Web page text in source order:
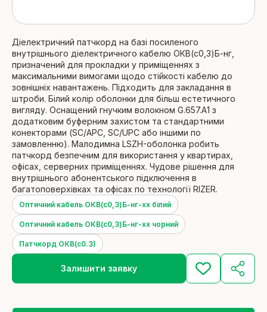
Патч-корди FTTH
Абонентські, райзер - патч-
корди
Детальніше
Зовнішні патч-корди
Детальніше
Діелектричний патчкорд на базі посиленого
внутрішнього діелектричного кабелю ОКВ(c0,3)Б-нг
призначений для прокладки у приміщеннях з
максимальними вимогами щодо стійкості кабелю до
зовнішніх навантажень. Підходить для закладання в
штроби. Білий колір оболонки для більш естетичного
вигляду. Оснащений гнучким волокном G.657.A1 з
додатковим буферним захистом та стандартними
конекторами (SC/APC, SC/UPC або іншими по
замовленню). Малодимна LSZH-оболонка робить
патчкорд безпечним для використання у квартирах,
офісах, серверних приміщеннях. Чудове рішення для
внутрішнього абонентського підключення в
багатоповерхівках та офісах по технології RIZER.
Оптичний кабель ОКВ(c0,3)Б-нг-хх білий
Оптичний кабель ОКВ(c0,3)Б-нг-хх чорний
Патчкорд ОКВ(с0.3)
Залишити заявку